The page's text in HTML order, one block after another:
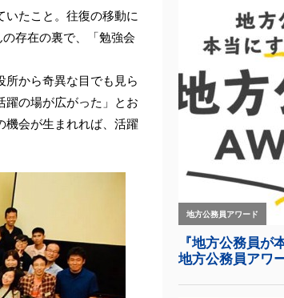
たこと。往復の移動に
存在の裏で、「勉強会
から奇異な目でも見ら
躍の場が広がった」とお
機会が生まれれば、活躍